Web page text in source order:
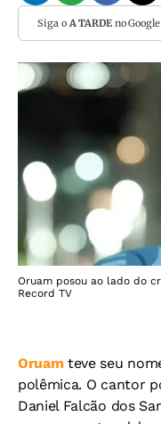
Siga o A TARDEno Google
Oruam posou ao lado do
Record TV
Oruamteve seu
polêmica. O cantor
Daniel Falcão dos